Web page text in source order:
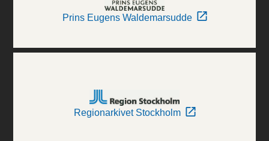
Prins Eugens Waldemarsudde
Regionarkivet Stockholm